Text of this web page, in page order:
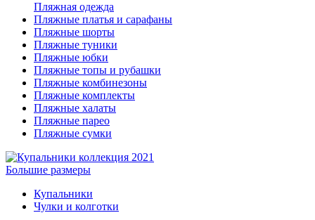
Пляжная одежда
Пляжные платья и сарафаны
Пляжные шорты
Пляжные туники
Пляжные юбки
Пляжные топы и рубашки
Пляжные комбинезоны
Пляжные комплекты
Пляжные халаты
Пляжные парео
Пляжные сумки
Большие размеры
Купальники
Чулки и колготки